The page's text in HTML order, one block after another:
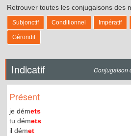
Retrouver toutes les conjugaisons des
Subjonctif Conditionnel Impératif
Gérondif
Indicatif Conjugaison
Présent
je démets
tu démets
il démet